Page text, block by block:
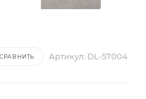
СРАВНИТЬ Артикул: DL-57004